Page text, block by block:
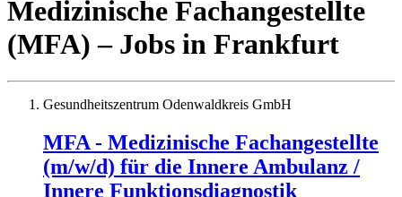
Medizinische Fachangestellte
(MFA) – Jobs in Frankfurt
Gesundheitszentrum Odenwaldkreis GmbH
MFA - Medizinische Fachangestellte
(m/w/d) für die Innere Ambulanz /
Innere Funktionsdiagnostik